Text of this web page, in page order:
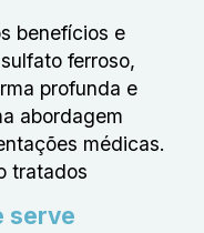
benefícios e
ferroso,
profunda e
abordagem
médicas.
tratados
serve